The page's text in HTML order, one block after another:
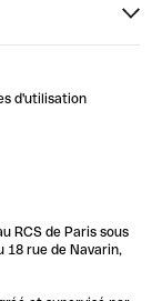
d'utilisation
RCS de Paris sous
18 rue de Navarin,